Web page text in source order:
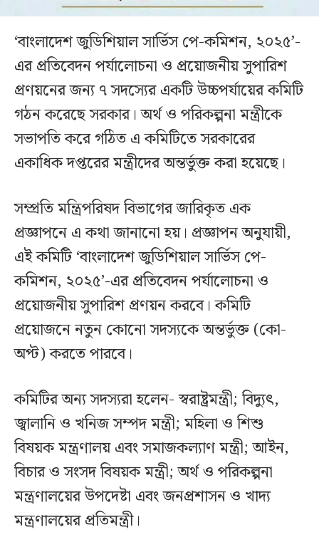
‘বাংলাদেশ জুডিশিয়াল সার্ভিস পে-কমিশন, ২০২৫’-
এর প্রতিবেদন পর্যালোচনা ও প্রয়োজনীয় সুপারিশ
প্রণয়নের জন্য ৭ সদস্যের একটি উচ্চপর্যায়ের কমিটি
গঠন করেছে সরকার। অর্থ ও পরিকল্পনা মন্ত্রীকে
সভাপতি করে গঠিত এ কমিটিতে সরকারের
একাধিক দপ্তরের মন্ত্রীদের অন্তর্ভুক্ত করা হয়েছে।
সম্প্রতি মন্ত্রিপরিষদ বিভাগের জারিকৃত এক
প্রজ্ঞাপনে এ কথা জানানো হয়। প্রজ্ঞাপন অনুযায়ী,
এই কমিটি ‘বাংলাদেশ জুডিশিয়াল সার্ভিস পে-
কমিশন, ২০২৫’-এর প্রতিবেদন পর্যালোচনা ও
প্রয়োজনীয় সুপারিশ প্রণয়ন করবে। কমিটি
প্রয়োজনে নতুন কোনো সদস্যকে অন্তর্ভুক্ত (কো-
অপ্ট) করতে পারবে।
কমিটির অন্য সদস্যরা হলেন- স্বরাষ্ট্রমন্ত্রী; বিদ্যুৎ,
জ্বালানি ও খনিজ সম্পদ মন্ত্রী; মহিলা ও শিশু
বিষয়ক মন্ত্রণালয় এবং সমাজকল্যাণ মন্ত্রী; আইন,
বিচার ও সংসদ বিষয়ক মন্ত্রী; অর্থ ও পরিকল্পনা
মন্ত্রণালয়ের উপদেষ্টা এবং জনপ্রশাসন ও খাদ্য
মন্ত্রণালয়ের প্রতিমন্ত্রী।